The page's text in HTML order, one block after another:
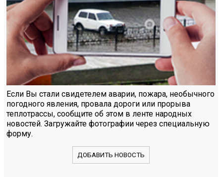
Если Вы стали свидетелем аварии, пожара, необычного
погодного явления, провала дороги или прорыва
теплотрассы, сообщите об этом в ленте народных
новостей. Загружайте фотографии через специальную
форму.
ДОБАВИТЬ НОВОСТЬ